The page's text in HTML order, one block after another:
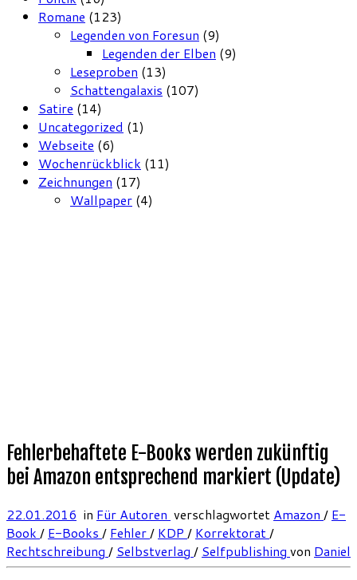
Romane (123)
Legenden von Foresun (9)
Legenden der Elben (9)
Leseproben (13)
Schattengalaxis (107)
Satire (14)
Uncategorized (1)
Webseite (6)
Wochenrückblick (11)
Zeichnungen (17)
Wallpaper (4)
Fehlerbehaftete E-Books werden zukünftig
bei Amazon entsprechend markiert (Update)
22.01.2016 in Für Autoren verschlagwortet Amazon / E-
Book / E-Books / Fehler/ KDP / Korrektorat/
Rechtschreibung / Selbstverlag / Selfpublishing von Daniel